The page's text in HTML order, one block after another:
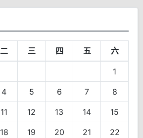
二 三 四 五 六
1
4 5 6 7 8
11 12 13 14 15
18 19 20 21 22